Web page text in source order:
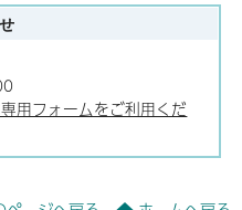
用フォームをご利用くだ